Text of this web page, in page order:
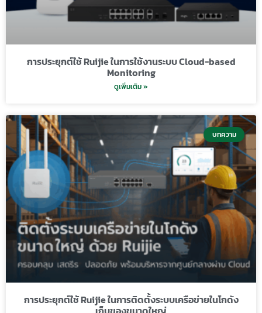
การประยุกต์ใช้ Ruijie ในการใช้งานระบบ Cloud-based
Monitoring
ดูเพิ่มเติม »
บทความ
การประยุกต์ใช้ Ruijie ในการติดตั้งระบบเครือข่ายในโกดัง